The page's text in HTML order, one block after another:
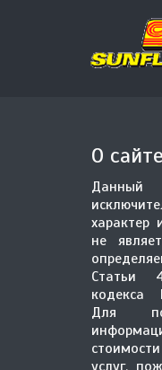
О сайте
Данный
характер
не
Статьи
кодекса
Для
услуг,